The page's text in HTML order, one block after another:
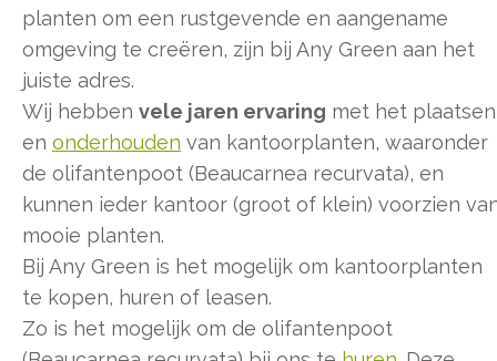
planten om een rustgevende en aangename
omgeving te creëren, zijn bij Any Green aan het
juiste adres.
Wij hebben vele jaren ervaring met het plaatsen
en onderhouden van kantoorplanten, waaronder
de olifantenpoot (Beaucarnea recurvata), en
kunnen ieder kantoor (groot of klein) voorzien
mooie planten.
Bij Any Green is het mogelijk om kantoorplanten
te kopen, huren of leasen.
Zo is het mogelijk om de olifantenpoot